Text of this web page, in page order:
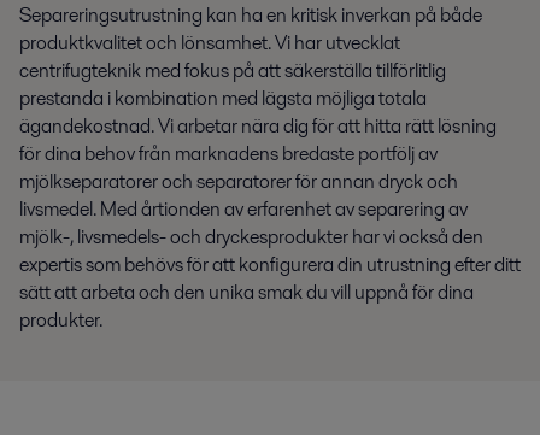
Separeringsutrustning kan ha en kritisk inverkan på både
produktkvalitet och lönsamhet. Vi har utvecklat
centrifugteknik med fokus på att säkerställa tillförlitlig
prestanda i kombination med lägsta möjliga totala
ägandekostnad. Vi arbetar nära dig för att hitta rätt lösning
för dina behov från marknadens bredaste portfölj av
mjölkseparatorer och separatorer för annan dryck och
livsmedel. Med årtionden av erfarenhet av separering av
mjölk-, livsmedels- och dryckesprodukter har vi också den
expertis som behövs för att konfigurera din utrustning efter ditt
sätt att arbeta och den unika smak du vill uppnå för dina
produkter.